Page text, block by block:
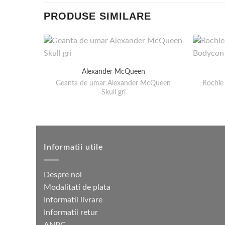
PRODUSE SIMILARE
Alexander McQueen
Geanta de umar Alexander McQueen
Skull gri
Informatii utile
Despre noi
Modalitati de plata
Informatii livrare
Informatii retur